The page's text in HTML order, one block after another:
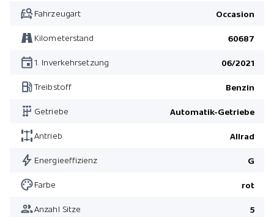
Pack Comfort & Convenience
Pack Driver Assist
Fahrzeugart Occasion
Kilometerstand 60687
1. Inverkehrsetzung 06/2021
Treibstoff Benzin
Getriebe Automatik-Getriebe
Antrieb Allrad
Energieeffizienz G
Farbe rot
Anzahl Sitze 5